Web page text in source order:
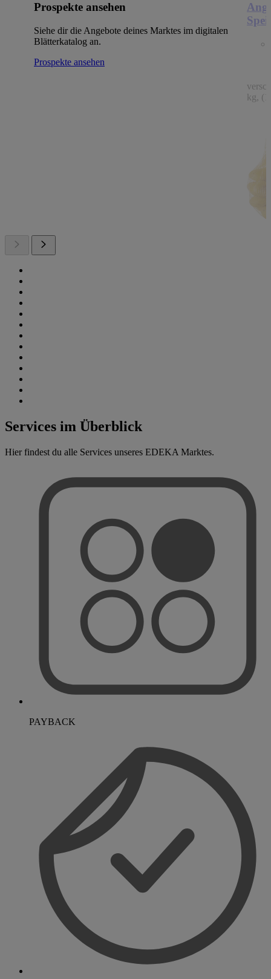
Prospekte ansehen
Siehe dir die Angebote deines Marktes im digitalen
Blätterkatalog an.
Prospekte ansehen
kg,
Services im Überblick
Hier findest du alle Services unseres EDEKA Marktes.
PAYBACK